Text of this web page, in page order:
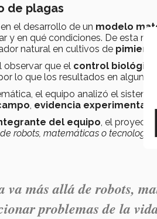
de plagas
el desarrollo de un modelo
y en qué condiciones. De esta
natural en cultivos de pimiento
observar que el control biológico
lo que los resultados en algunos
el equipo analizó el sistema
evidencia experimental
del equipo , el
robots, matemáticas o
va más allá de robots,
problemas de la